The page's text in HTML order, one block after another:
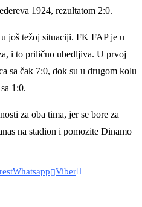
1924, rezultatom 2:0.
još težoj situaciji. FK FAP je u
i to prilično ubedljiva. U prvoj
sa čak 7:0, dok su u drugom kolu
1:0.
za oba tima, jer se bore za
na stadion i pomozite Dinamo
Whatsapp Viber